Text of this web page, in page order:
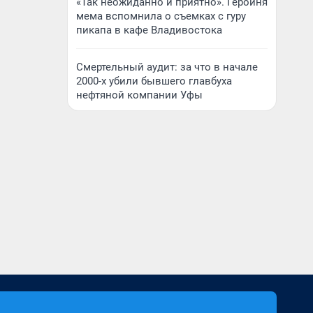
мема вспомнила о съемках с гуру
пикапа в кафе Владивостока
Смертельный аудит: за что в начале
2000-х убили бывшего главбуха
нефтяной компании Уфы